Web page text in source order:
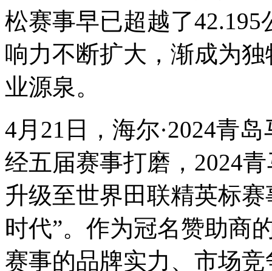
松赛事早已超越了
响力不断扩大，渐成为
业源泉。
4月21日，海尔·2024青
经五届赛事打磨，2024
升级至世界田联精英标
时代”。作为冠名赞助商
赛事的品牌实力、市场